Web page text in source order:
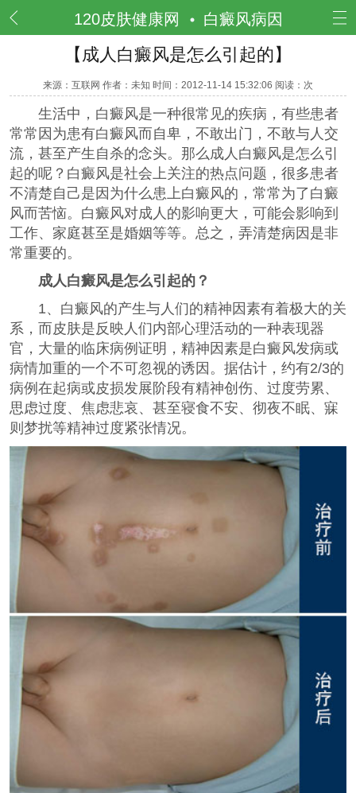
120皮肤健康网 白癜风病因
【成人白癜风是怎么引起的】
来源：互联网 作者：未知 时间：2012-11-14 15:32:06 阅读： 次
生活中，白癜风是一种很常见的疾病，有些患者
常常因为患有白癜风而自卑，不敢出门，不敢与人交
流，甚至产生自杀的念头。那么成人白癜风是怎么引
起的呢？白癜风是社会上关注的热点问题，很多患者
不清楚自己是因为什么患上白癜风的，常常为了白癜
风而苦恼。白癜风对成人的影响更大，可能会影响到
工作、家庭甚至是婚姻等等。总之，弄清楚病因是非
常重要的。
成人白癜风是怎么引起的？
1、白癜风的产生与人们的精神因素有着极大的关
系，而皮肤是反映人们内部心理活动的一种表现器
官，大量的临床病例证明，精神因素是白癜风发病或
病情加重的一个不可忽视的诱因。据估计，约有2/3的
病例在起病或皮损发展阶段有精神创伤、过度劳累、
思虑过度、焦虑悲哀、甚至寝食不安、彻夜不眠、寐
则梦扰等精神过度紧张情况。